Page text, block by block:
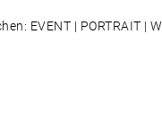
EVENT | PORTRAIT |